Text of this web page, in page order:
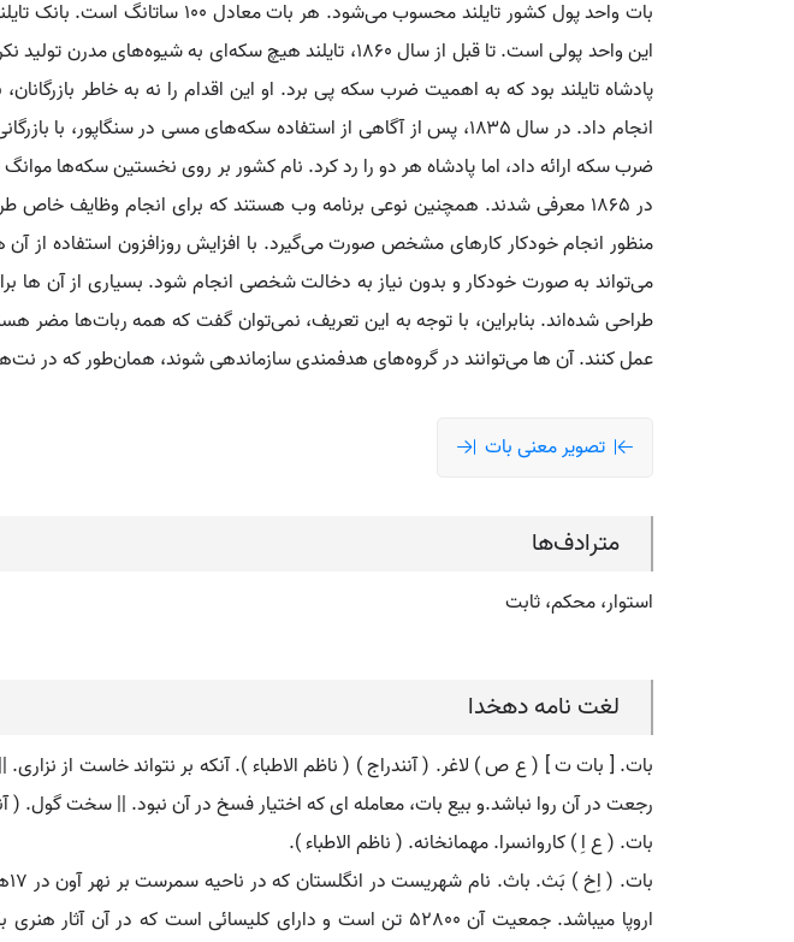
بات واحد پول کشور تایلند محسوب
این واحد پولی است. تا قبل از سال ۱۸۶۰، تایلند هیچ
پادشاه تایلند بود که به اهمیت ضرب سکه پی برد. او این اقدام را نه به خاطر
انجام داد. در سال ۱۸۳۵، پس از آگاهی از استفاده سکه‌های مسی در
در ۱۸۶۵ معرفی شدند. همچنین نوعی برنامه وب هستند که برای انجام وظایف
منظور انجام خودکار کارهای مشخص صورت می‌گیرد. با افزایش روزافزون استفاده از آن
می‌تواند به صورت خودکار و بدون نیاز به دخالت شخصی انجام شود. بسیاری از آن ها
طراحی شده‌اند. بنابراین، با توجه به این تعریف، نمی‌توان گفت که همه ربات‌ها مضر
عمل کنند. آن ها می‌توانند در گروه‌های هدفمندی سازماندهی شوند، همان‌طور که در
تصویر معنی بات
مترادف‌ها
استوار، محکم، ثابت
لغت نامه دهخدا
بات. [ بات ت ] ( ع ص ) لاغر. ( آنندراج ) ( ناظم الاطباء ). آنکه بر نتواند خاست از
رجعت در آن روا نباشد.و بیع بات، معامله ای که اختیار فسخ در آن نبود. || سخت گول. (
بات. ( ع اِ ) کاروانسرا. مهمانخانه. ( ناظم الاطباء ).
اروپا میباشد. جمعیت آن 52800 تن است و دارای کلیسائی است